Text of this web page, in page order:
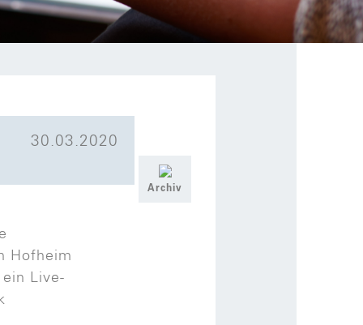
Archiv
30.03.2020
Hofheim
Live-